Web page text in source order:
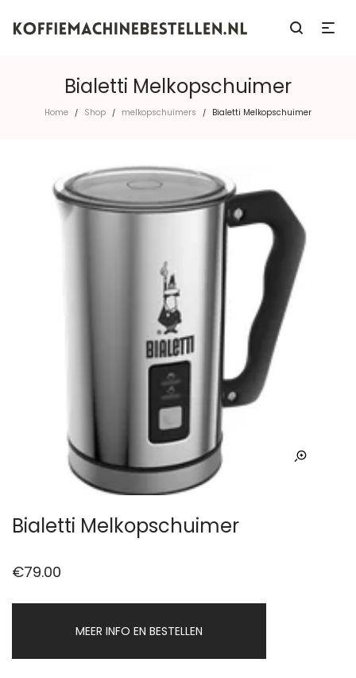
Bialetti Melkopschuimer
Home / Shop / melkopschuimers / Bialetti Melkopschuimer
Bialetti Melkopschuimer
€79.00
MEER INFO EN BESTELLEN